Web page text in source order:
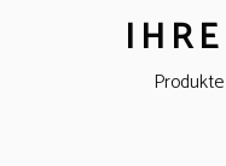
Produkte